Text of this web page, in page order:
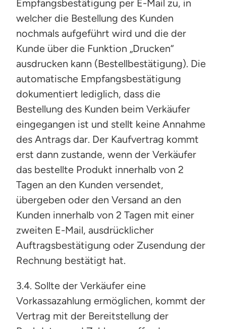
Empfangsbestätigung per E-Mail zu, in
welcher die Bestellung des Kunden
nochmals aufgeführt wird und die der
Kunde über die Funktion „Drucken“
ausdrucken kann (Bestellbestätigung). Die
automatische Empfangsbestätigung
dokumentiert lediglich, dass die
Bestellung des Kunden beim Verkäufer
eingegangen ist und stellt keine Annahme
des Antrags dar. Der Kaufvertrag kommt
erst dann zustande, wenn der Verkäufer
das bestellte Produkt innerhalb von 2
Tagen an den Kunden versendet,
übergeben oder den Versand an den
Kunden innerhalb von 2 Tagen mit einer
zweiten E-Mail, ausdrücklicher
Auftragsbestätigung oder Zusendung der
Rechnung bestätigt hat.
3.4. Sollte der Verkäufer eine
Vorkassazahlung ermöglichen, kommt der
Vertrag mit der Bereitstellung der